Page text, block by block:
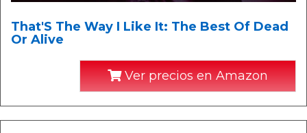
That'S The Way I Like It: The Best Of Dead
Or Alive
Ver precios en Amazon